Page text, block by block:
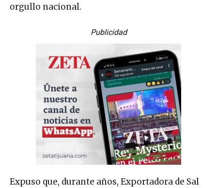
orgullo nacional.
Publicidad
Expuso que, durante años, Exportadora de Sal